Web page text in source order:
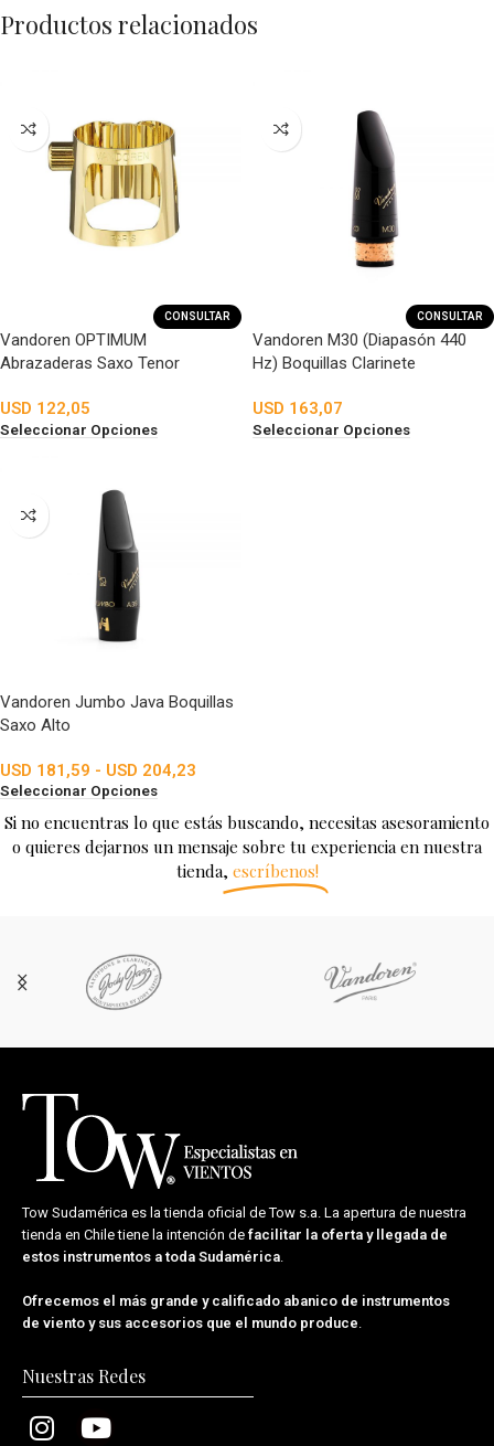
Productos relacionados
CONSULTAR
Vandoren OPTIMUM
Abrazaderas Saxo Tenor
USD 122,05
Seleccionar Opciones
CONSULTAR
Vandoren M30 (Diapasón 440
Hz) Boquillas Clarinete
USD 163,07
Seleccionar Opciones
Vandoren Jumbo Java Boquillas
Saxo Alto
USD 181,59 - USD 204,23
Seleccionar Opciones
Si no encuentras lo que estás buscando, necesitas asesoramiento
o quieres dejarnos un mensaje sobre tu experiencia en nuestra
tienda, escríbenos!
Tow Sudamérica es la tienda oficial deTow s.a. La apertura de nuestra
tienda en Chile tiene la intención de facilitar la oferta y llegada de
estos instrumentos a toda Sudamérica.
Ofrecemos el más grande y calificado abanico de instrumentos
de viento y sus accesorios que el mundo produce.
Nuestras Redes